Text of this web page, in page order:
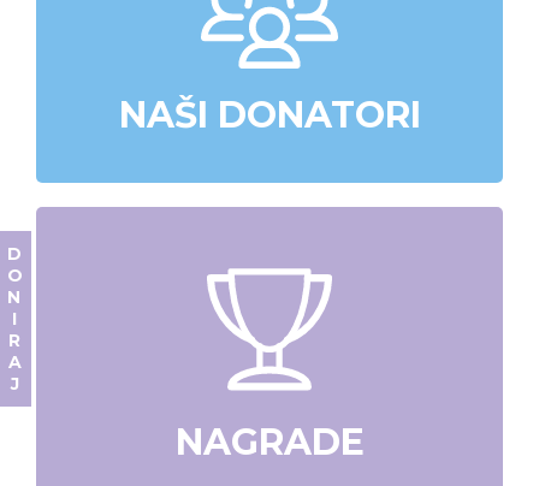
NAŠI DONATORI
NAGRADE
DONIRAJ